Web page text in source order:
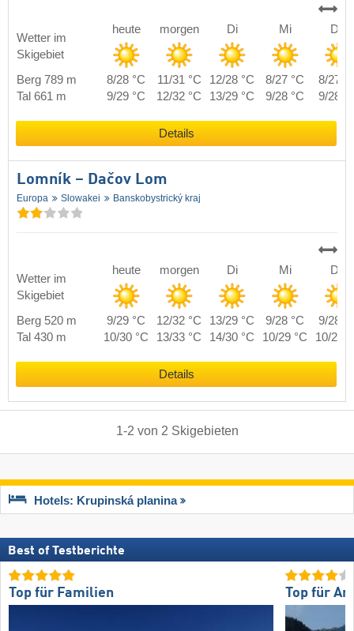
Wetter im
Skigebiet
heute morgen Di Mi Do
Berg 789 m 8/28 °C 11/31 °C 12/28 °C 8/27 °C
8/27
Tal 661 m
9/29 °C 12/32 °C 13/29 °C 9/28 °C 9/28
Details
Lomník – Dačov Lom
Europa Slowakei Banskobystrický kraj
Wetter im
Skigebiet
heute morgen Di Mi Do
Berg 520 m 9/29 °C 12/32 °C 13/29 °C 9/28 °C
9/28
Tal 430 m
10/30 °C 13/33 °C 14/30 °C 10/29 °C 10/29
Details
1-2 von 2 Skigebieten
Hotels: Krupinská planina
Best of Testberichte
Top für Familien Top für